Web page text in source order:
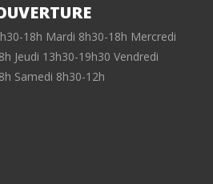
18h Mardi 8h30-18h Mercredi
Jeudi 13h30-19h30 Vendredi
Samedi 8h30-12h